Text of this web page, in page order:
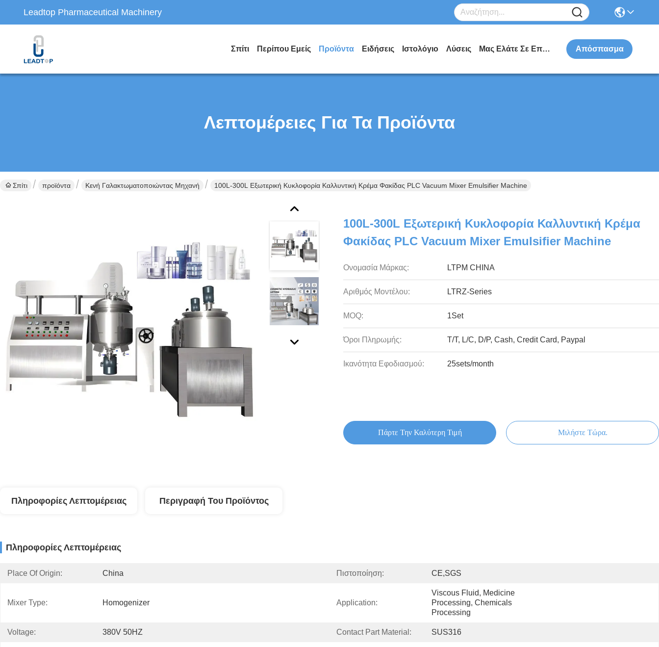
Leadtop Pharmaceutical Machinery
Σπίτι Περίπου Εμείς Προϊόντα Ειδήσεις Ιστολόγιο Λύσεις Μας Ελάτε Σε Επαφή Με Απόσπασμα
Λεπτομέρειες Για Τα Προϊόντα
Σπίτι προϊόντα Κενή Γαλακτωματοποιώντας Μηχανή 100L-300L Εξωτερική Κυκλοφορία Καλλυντική Κρέμα Φακίδας PLC Vacuum Mixer Emulsifier Machine
100L-300L Εξωτερική Κυκλοφορία Καλλυντική Κρέμα
Φακίδας PLC Vacuum Mixer Emulsifier Machine
Ονομασία Μάρκας: LTPM CHINA
Αριθμός Μοντέλου: LTRZ-Series
MOQ: 1Set
Όροι Πληρωμής: T/T, L/C, D/P, Cash, Credit Card, Paypal
Ικανότητα Εφοδιασμού: 25sets/month
Πάρτε Την Καλύτερη Τιμή Μιλήστε Τώρα.
Πληροφορίες Λεπτομέρειας Περιγραφή Του Προϊόντος
Πληροφορίες Λεπτομέρειας
Place Of Origin: China Πιστοποίηση: CE,SGS
Mixer Type: Homogenizer Application:
Viscous Fluid, Medicine
Processing, Chemicals
Processing
Voltage: 380V 50HZ Contact Part Material: SUS316